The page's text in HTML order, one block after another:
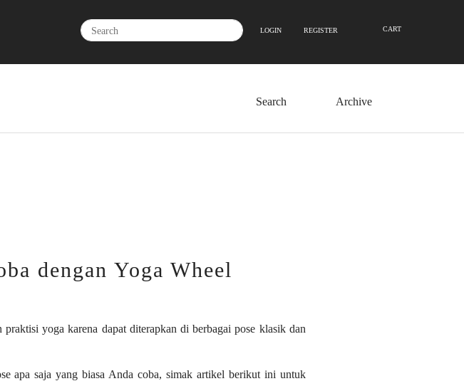
LOGIN REGISTER CART
Archive
dengan Yoga Wheel
yoga karena dapat diterapkan di berbagai pose klasik dan
apa saja yang biasa Anda coba, simak artikel berikut ini untuk